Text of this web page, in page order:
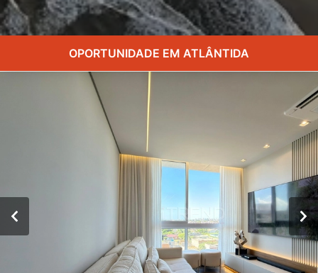
OPORTUNIDADE EM ATLÂNTIDA